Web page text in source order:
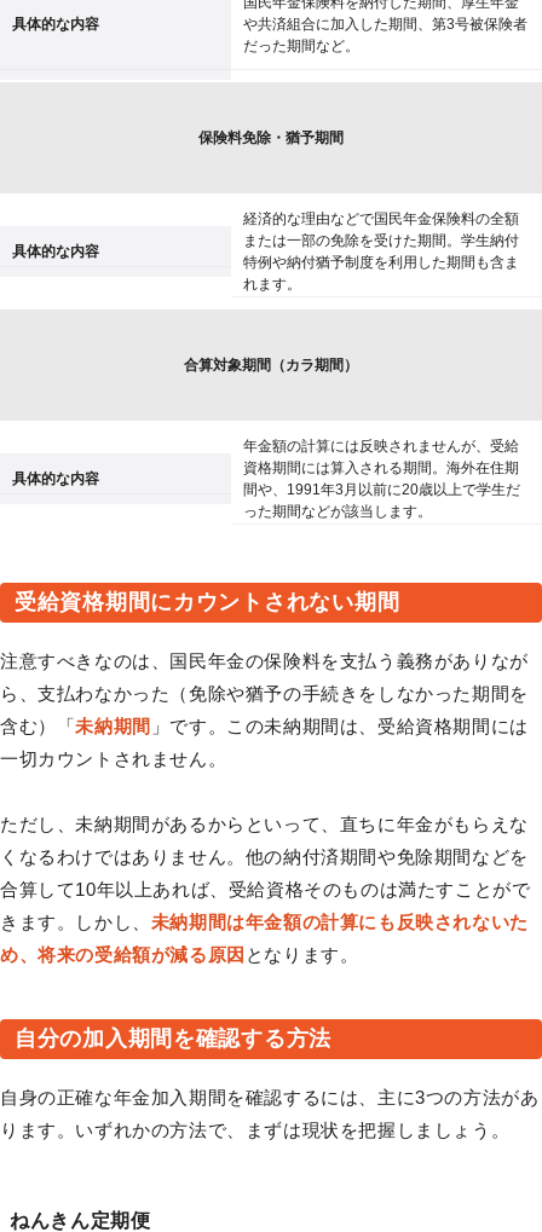
具体的な内容
や共済組合に加入した期間、第3号被保険者
だった期間など。
保険料免除・猶予期間
具体的な内容
経済的な理由などで国民年金保険料の全額
または一部の免除を受けた期間。学生納付
特例や納付猶予制度を利用した期間も含ま
れます。
合算対象期間（カラ期間）
具体的な内容
年金額の計算には反映されませんが、受給
資格期間には算入される期間。海外在住期
間や、1991年3月以前に20歳以上で学生だ
った期間などが該当します。
受給資格期間にカウントされない期間
注意すべきなのは、国民年金の保険料を支払う義務がありなが
ら、支払わなかった（免除や猶予の手続きをしなかった期間を
含む）「未納期間 」です。この未納期間は、受給資格期間には
一切カウントされません。
ただし、未納期間があるからといって、直ちに年金がもらえな
くなるわけではありません。他の納付済期間や免除期間などを
合算して10年以上あれば、受給資格そのものは満たすことがで
きます。しかし、 未納期間は年金額の計算にも反映されないた
め、将来の受給額が減る原因 となります。
自分の加入期間を確認する方法
自身の正確な年金加入期間を確認するには、主に3つの方法があ
ります。いずれかの方法で、まずは現状を把握しましょう。
ねんきん定期便